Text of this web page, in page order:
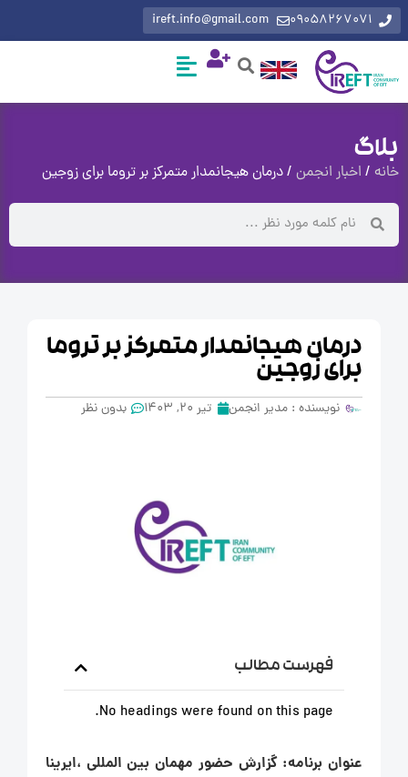
ireft.info@gmail.com
اخبار انجمن/ درمان هیجانمدار متمرکز بر تروما برای زوجین
درمان هیجانمدار متمرکز بر تروما
برای زوجین
نویسنده :مدیر انجمن تیر 20, 1403 بدون نظر
فهرست مطالب
No headings were found on this page.
عنوان برنامه: گزارش حضور مهمان بین المللی ،ایرینا